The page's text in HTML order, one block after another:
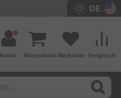
DE
Vergleich
Merkliste
Warenkorb
Konto